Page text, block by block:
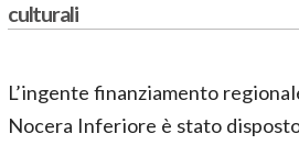
culturali
L’ingente finanziamento
Nocera Inferiore è stato